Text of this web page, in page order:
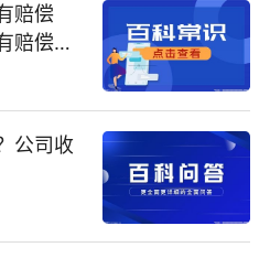
赔偿
赔偿有
公司收